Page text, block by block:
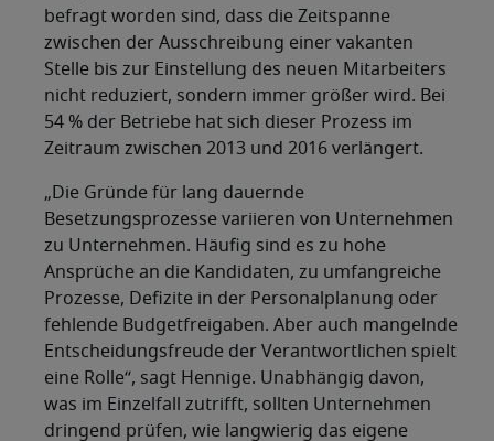
befragt worden sind, dass die Zeitspanne
zwischen der Ausschreibung einer vakanten
Stelle bis zur Einstellung des neuen Mitarbeiters
nicht reduziert, sondern immer größer wird. Bei
54 % der Betriebe hat sich dieser Prozess im
Zeitraum zwischen 2013 und 2016 verlängert.
„Die Gründe für lang dauernde
Besetzungsprozesse variieren von Unternehmen
zu Unternehmen. Häufig sind es zu hohe
Ansprüche an die Kandidaten, zu umfangreiche
Prozesse, Defizite in der Personalplanung oder
fehlende Budgetfreigaben. Aber auch mangelnde
Entscheidungsfreude der Verantwortlichen spielt
eine Rolle“, sagt Hennige. Unabhängig davon,
was im Einzelfall zutrifft, sollten Unternehmen
dringend prüfen, wie langwierig das eigene